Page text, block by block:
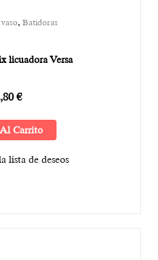
, Batidoras
licuadora Versa
€
Carrito
lista de deseos